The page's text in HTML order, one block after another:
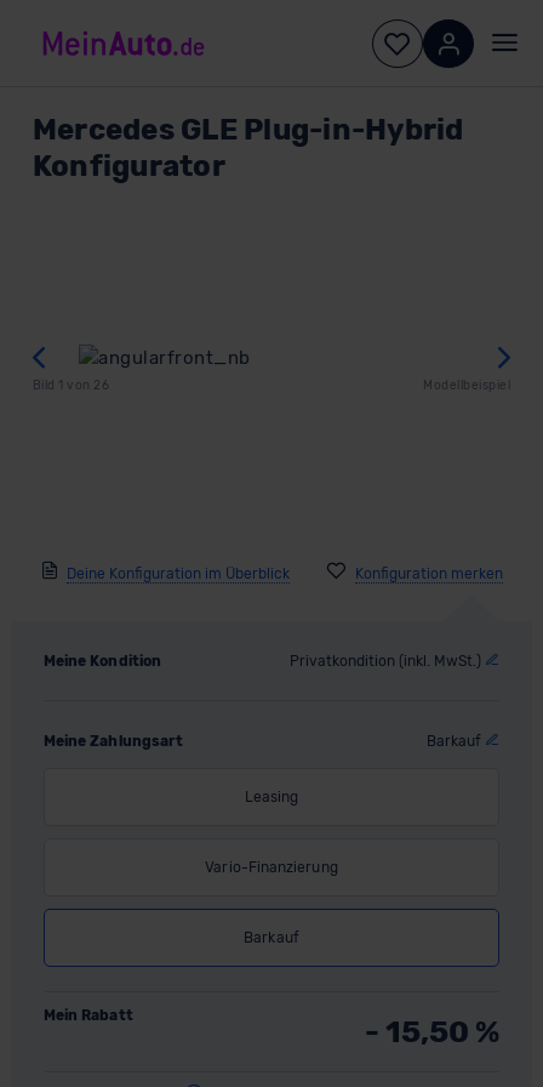
MercedesGLE Plug-in-Hybrid
Konfigurator
Zurück
Bild 1 von 26 Modellbeispiel
Deine Konfiguration im Überblick
Meine Kondition Privatkondition (inkl. MwSt.)
Meine Zahlungsart Barkauf
Leasing
Vario-Finanzierung
Barkauf
Mein Rabatt - 15,50 %